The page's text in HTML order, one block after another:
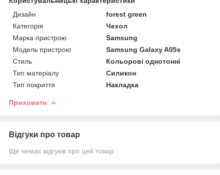
Дизайн
forest green
Категорія
Чехол
Марка пристрою
Samsung
Модель пристрою
Samsung Galaxy A05s
Стиль
Кольорові однотонні
Тип матеріалу
Силикон
Тип покриття
Накладка
Приховати
Відгуки про товар
Ще немає відгуків про цей товар